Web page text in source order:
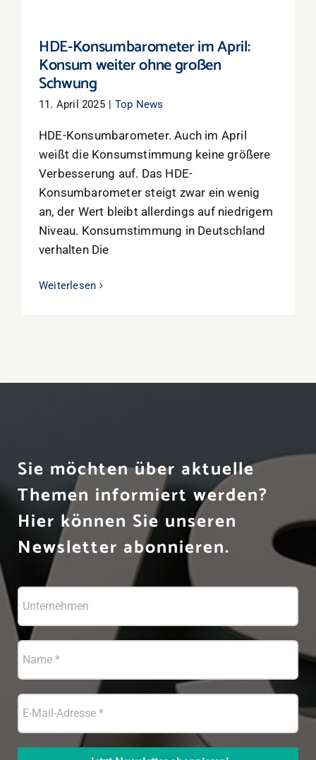
HDE-Konsumbarometer im April:
Konsum weiter ohne großen
Schwung
11. April 2025 | Top News
HDE-Konsumbarometer. Auch im April
weißt die Konsumstimmung keine größere
Verbesserung auf. Das HDE-
Konsumbarometer steigt zwar ein wenig
an, der Wert bleibt allerdings auf niedrigem
Niveau. Konsumstimmung in Deutschland
verhalten Die
Weiterlesen
Sie möchten über aktuelle
Themen informiert werden?
Hier können Sie unseren
Newsletter abonnieren.